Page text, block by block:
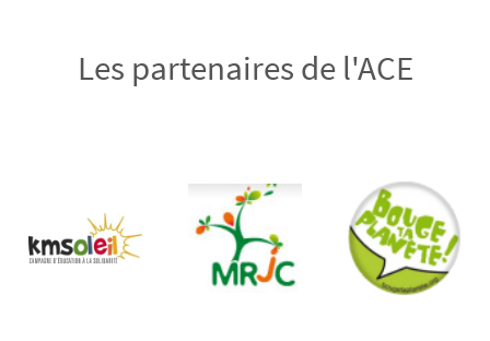
Les partenaires de l'ACE